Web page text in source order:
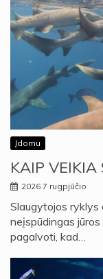
Įdomu
KAIP VEIKIA
2026 7 rugpjūčio
Slaugytojos ryklys
neįspūdingas
pagalvoti, kad…